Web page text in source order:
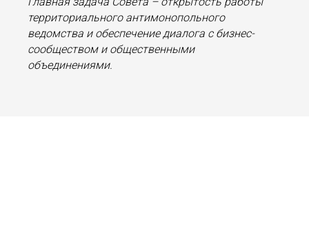
территориального антимонопольного
ведомства и обеспечение диалога с бизнес-
сообществом и общественными
объединениями.